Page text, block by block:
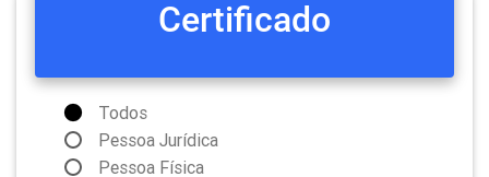
Certificado
Todos
Pessoa Jurídica
Pessoa Física